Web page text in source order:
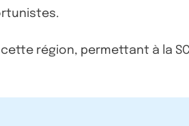
région, permettant à la